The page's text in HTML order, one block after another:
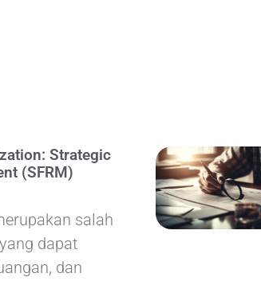
Strategic
(SFRM)
salah
dapat
dan